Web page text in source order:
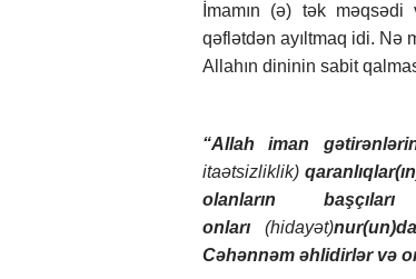
İmamın (ə) tək
qəflətdən ayıltmaq idi. Nə
Allahın dininin sabit
“Allah iman
itaətsizliklik)
olanların
onları (hidayət)
Cəhənnəm əhlidirlər və